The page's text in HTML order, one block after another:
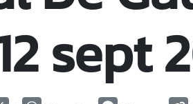
sept